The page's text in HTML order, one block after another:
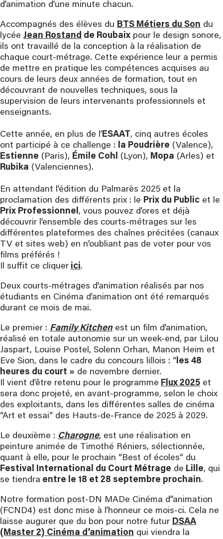
d’animation d’une minute chacun.
Accompagnés des élèves du BTS Métiers du Son du
lycée Jean Rostand de Roubaix pour le design sonore,
ils ont travaillé de la conception à la réalisation de
chaque court-métrage. Cette expérience leur a permis
de mettre en pratique les compétences acquises au
cours de leurs deux années de formation, tout en
découvrant de nouvelles techniques, sous la
supervision de leurs intervenants professionnels et
enseignants.
Cette année, en plus de l’ESAAT, cinq autres écoles
ont participé à ce challenge : la Poudrière (Valence),
Estienne (Paris), Émile Cohl (Lyon), Mopa (Arles) et
Rubika (Valenciennes).
En attendant l’édition du Palmarès 2025 et la
proclamation des différents prix : le Prix du Public et le
Prix Professionnel, vous pouvez d’ores et déjà
découvrir l’ensemble des courts-métrages sur les
différentes plateformes des chaînes précitées (canaux
TV et sites web) en n’oubliant pas de voter pour vos
films préférés !
Il suffit ce cliquer ici.
Deux courts-métrages d’animation réalisés par nos
étudiants en Cinéma d’animation ont été remarqués
durant ce mois de mai.
Le premier : Family Kitchenest un film d’animation,
réalisé en totale autonomie sur un week-end, par Lilou
Jaspart, Louise Postel, Solenn Orhan, Manon Heim et
Eve Sion, dans le cadre du concours lillois : “les 48
heures du court » de novembre dernier.
Il vient d’être retenu pour le programme Flux 2025 et
sera donc projeté, en avant-programme, selon le choix
des exploitants, dans les différentes salles de cinéma
“Art et essai“ des Hauts-de-France de 2025 à 2029.
Le deuxième : Charogne, est une réalisation en
peinture animée de Timothé Réniers, sélectionnée,
quant à elle, pour le prochain “Best of écoles“ du
Festival International du Court Métrage de Lille, qui
se tiendra entre le 18 et 28 septembre prochain.
Notre formation post-DN MADe Cinéma d’’animation
(FCND4) est donc mise à l’honneur ce mois-ci. Cela ne
laisse augurer que du bon pour notre futur DSAA
(Master 2) Cinéma d’animation qui viendra la